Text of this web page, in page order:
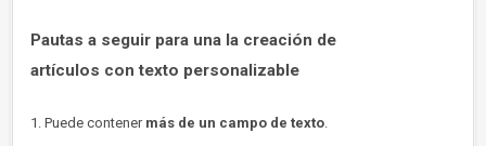
Pautas a seguir para una la creación de
artículos con texto personalizable
1. Puede contener más de un campo de texto.